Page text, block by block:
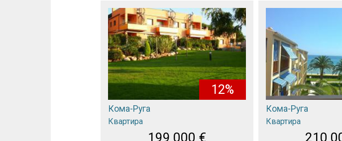
12%
Кома-Руга
Квартира
199 000 €
Кома-Руга
Квартира
210